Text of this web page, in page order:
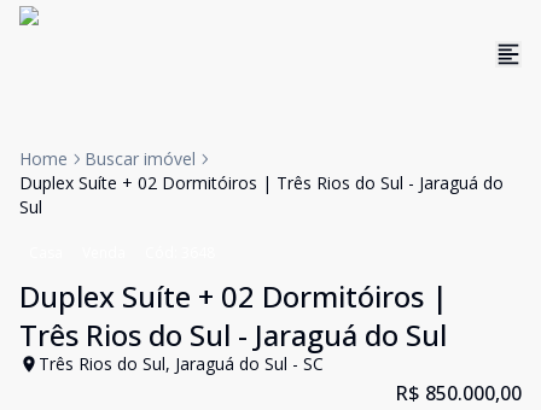
Home
Buscar imóvel
Duplex Suíte + 02 Dormitóiros | Três Rios do Sul - Jaraguá do
Sul
Duplex Suíte + 02 Dormitóiros |
Três Rios do Sul - Jaraguá do Sul
Três Rios do Sul, Jaraguá do Sul - SC
R$ 850.000,00